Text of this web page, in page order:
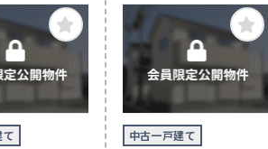
て 中古一戸建て